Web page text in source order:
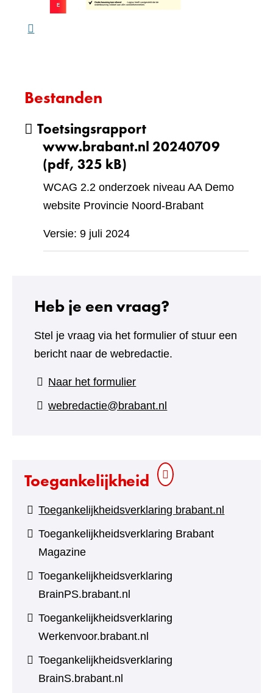
Bestanden
Toetsingsrapport
www.brabant.nl 20240709
(pdf, 325 kB)
WCAG 2.2 onderzoek niveau AA Demo
website Provincie Noord-Brabant
Versie: 9 juli 2024
Heb je een vraag?
Stel je vraag via het formulier of stuur een
bericht naar de webredactie.
Naar het formulier(verwijst
naar
webredactie@brabant.nl
Toegankelijkheid
Toegankelijkheidsverklaring brabant.nl
Toegankelijkheidsverklaring Brabant
Magazine
Toegankelijkheidsverklaring
BrainPS.brabant.nl
Toegankelijkheidsverklaring
Werkenvoor.brabant.nl
Toegankelijkheidsverklaring
BrainS.brabant.nl